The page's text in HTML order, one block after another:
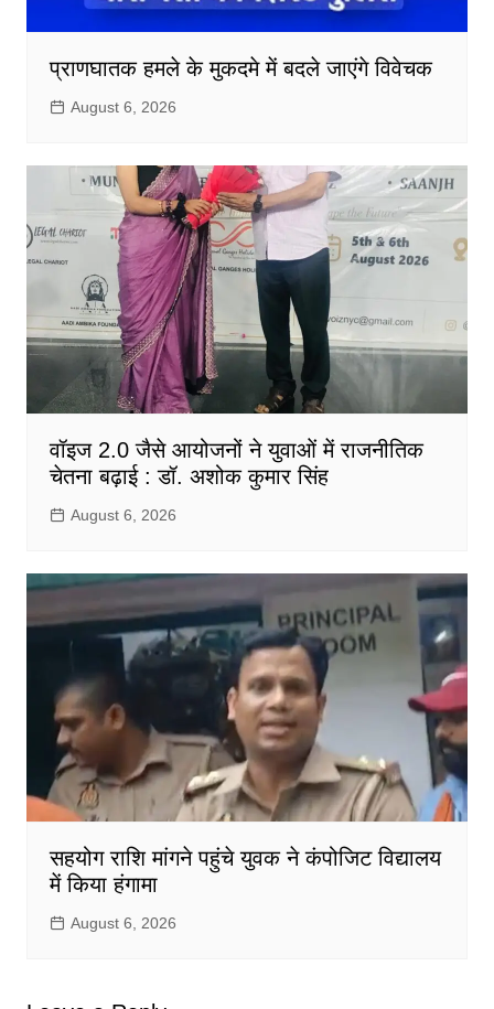
प्राणघातक हमले के मुकदमे में बदले जाएंगे विवेचक
August 6, 2026
वॉइज 2.0 जैसे आयोजनों ने युवाओं में राजनीतिक
चेतना बढ़ाई : डॉ. अशोक कुमार सिंह
August 6, 2026
सहयोग राशि मांगने पहुंचे युवक ने कंपोजिट विद्यालय
में किया हंगामा
August 6, 2026